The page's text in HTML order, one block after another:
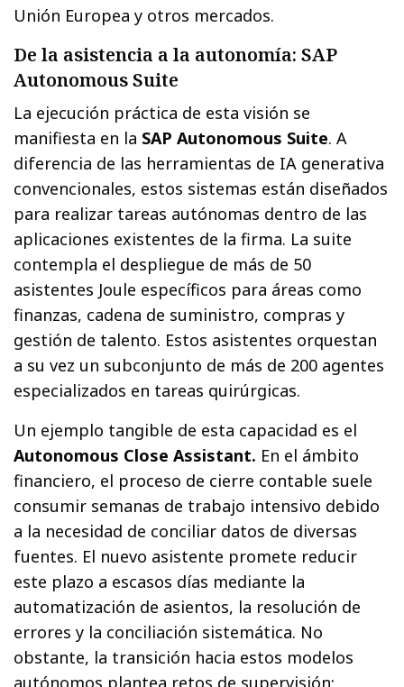
Unión Europea y otros mercados.
De la asistencia a la autonomía: SAP
Autonomous Suite
La ejecución práctica de esta visión se
manifiesta en la SAP Autonomous Suite. A
diferencia de las herramientas de IA generativa
convencionales, estos sistemas están diseñados
para realizar tareas autónomas dentro de las
aplicaciones existentes de la firma. La suite
contempla el despliegue de más de 50
asistentes Joule específicos para áreas como
finanzas, cadena de suministro, compras y
gestión de talento. Estos asistentes orquestan
a su vez un subconjunto de más de 200 agentes
especializados en tareas quirúrgicas.
Un ejemplo tangible de esta capacidad es el
Autonomous Close Assistant. En el ámbito
financiero, el proceso de cierre contable suele
consumir semanas de trabajo intensivo debido
a la necesidad de conciliar datos de diversas
fuentes. El nuevo asistente promete reducir
este plazo a escasos días mediante la
automatización de asientos, la resolución de
errores y la conciliación sistemática. No
obstante, la transición hacia estos modelos
autónomos plantea retos de supervisión;